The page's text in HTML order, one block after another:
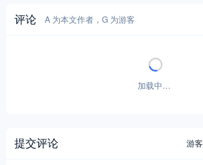
评论 A 为本文作者，G 为游客
暂无评论！